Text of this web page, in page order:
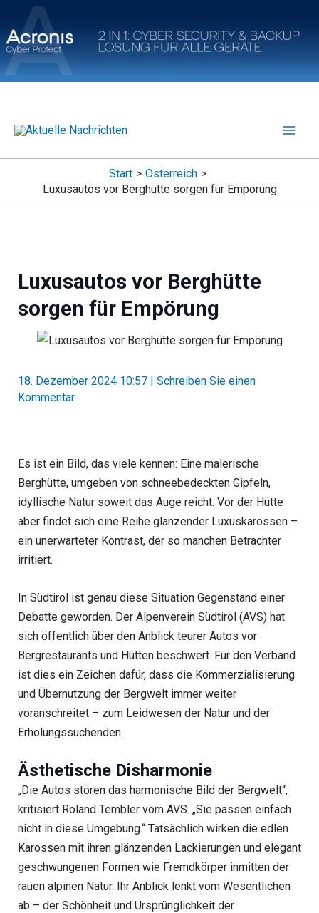
Inhalt
springen
Start
Österreich
Luxusautos vor Berghütte sorgen für Empörung
Luxusautos vor Berghütte
sorgen für Empörung
18. Dezember 2024 10:57 | Schreiben Sie einen
Kommentar
Es ist ein Bild, das viele kennen: Eine malerische
Berghütte, umgeben von schneebedeckten Gipfeln,
idyllische Natur soweit das Auge reicht. Vor der Hütte
aber findet sich eine Reihe glänzender Luxuskarossen –
ein unerwarteter Kontrast, der so manchen Betrachter
irritiert.
In Südtirol ist genau diese Situation Gegenstand einer
Debatte geworden. Der Alpenverein Südtirol (AVS) hat
sich öffentlich über den Anblick teurer Autos vor
Bergrestaurants und Hütten beschwert. Für den Verband
ist dies ein Zeichen dafür, dass die Kommerzialisierung
und Übernutzung der Bergwelt immer weiter
voranschreitet – zum Leidwesen der Natur und der
Erholungssuchenden.
Ästhetische Disharmonie
„Die Autos stören das harmonische Bild der Bergwelt“,
kritisiert Roland Tembler vom AVS. „Sie passen einfach
nicht in diese Umgebung.“ Tatsächlich wirken die edlen
Karossen mit ihren glänzenden Lackierungen und elegant
geschwungenen Formen wie Fremdkörper inmitten der
rauen alpinen Natur. Ihr Anblick lenkt vom Wesentlichen
ab – der Schönheit und Ursprünglichkeit der